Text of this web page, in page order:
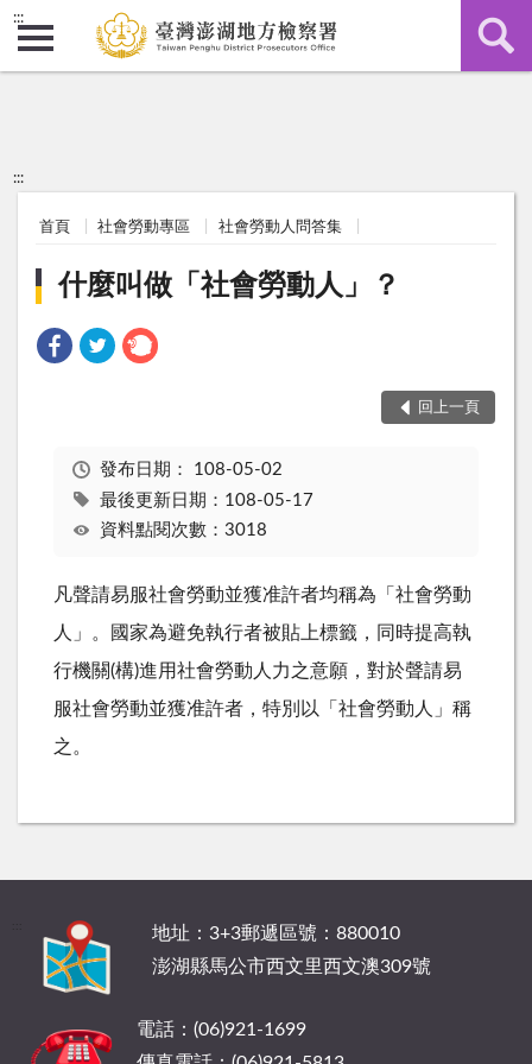
:::
:::
首頁 社會勞動專區 社會勞動人問答集
什麼叫做「社會勞動人」？
回上一頁
發布日期： 108-05-02
最後更新日期：108-05-17
資料點閱次數：3018
凡聲請易服社會勞動並獲准許者均稱為「社會勞動
人」。國家為避免執行者被貼上標籤，同時提高執
行機關(構)進用社會勞動人力之意願，對於聲請易
服社會勞動並獲准許者，特別以「社會勞動人」稱
之。
地址：3+3郵遞區號：880010
澎湖縣馬公市西文里西文澳309號
電話：(06)921-1699